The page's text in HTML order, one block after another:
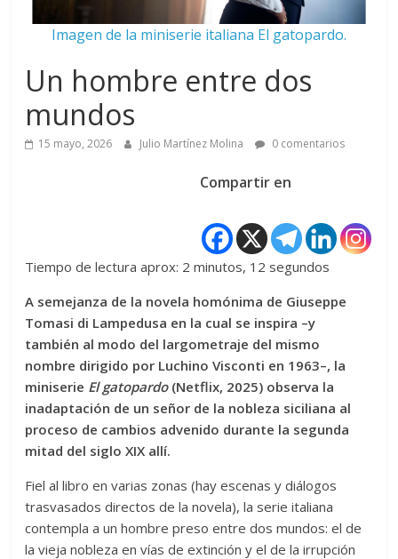
Imagen de la miniserie italiana El gatopardo.
Un hombre entre dos
mundos
15 mayo, 2026 Julio Martínez Molina 0 comentarios
Compartir en
Tiempo de lectura aprox: 2 minutos, 12 segundos
A semejanza de la novela homónima de Giuseppe
Tomasi di Lampedusa en la cual se inspira –y
también al modo del largometraje del mismo
nombre dirigido por Luchino Visconti en 1963–, la
miniserie El gatopardo(Netflix, 2025) observa la
inadaptación de un señor de la nobleza siciliana al
proceso de cambios advenido durante la segunda
mitad del siglo XIX allí.
Fiel al libro en varias zonas (hay escenas y diálogos
trasvasados directos de la novela), la serie italiana
contempla a un hombre preso entre dos mundos: el de
la vieja nobleza en vías de extinción y el de la irrupción